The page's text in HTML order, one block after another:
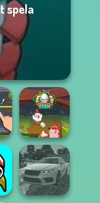
spela
Egg Farm